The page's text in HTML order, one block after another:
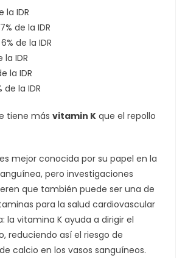
la IDR
de la IDR
de la IDR
la IDR
la IDR
de la IDR
tiene más vitamin K que el repollo
mejor conocida por su papel en la
pero investigaciones
que también puede ser una de
para la salud cardiovascular
la vitamina K ayuda a dirigir el
reduciendo así el riesgo de
calcio en los vasos sanguíneos.